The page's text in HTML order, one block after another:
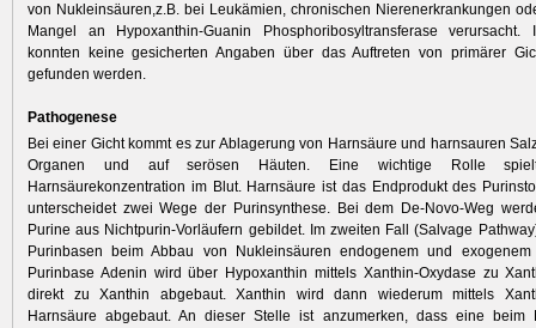
von Nukleinsäuren,z.B. bei Leukämien, chronischen Nierenerkrankungen
Mangel an Hypoxanthin-Guanin Phosphoribosyltransferase
konnten keine gesicherten Angaben über das Auftreten von primärer
gefunden werden.
Pathogenese
Bei einer Gicht kommt es zur Ablagerung von Harnsäure und harnsauren
Organen und auf serösen Häuten. Eine wichtige Rolle
Harnsäurekonzentration im Blut. Harnsäure ist das Endprodukt des
unterscheidet zwei Wege der Purinsynthese. Bei dem De-Novo-Weg
Purine aus Nichtpurin-Vorläufern gebildet. Im zweiten Fall (Salvage
Purinbasen beim Abbau von Nukleinsäuren endogenem und
Purinbase Adenin wird über Hypoxanthin mittels Xanthin-Oxydase zu
direkt zu Xanthin abgebaut. Xanthin wird dann wiederum mittels
Harnsäure abgebaut. An dieser Stelle ist anzumerken, dass eine beim